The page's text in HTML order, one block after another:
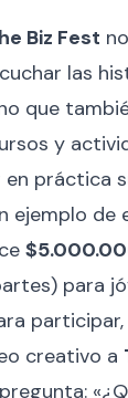
Biz Fest
las
que
y
práctica
ejemplo de
para
creativo a